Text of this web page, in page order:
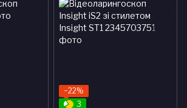
−22%
3